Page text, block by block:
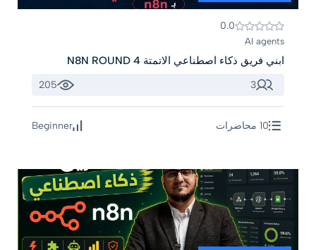
0.0
AI agents
ابني فريق ذكاء اصطناعي الاتمتة N8N ROUND 4
3
205
10 محاضرات Beginner